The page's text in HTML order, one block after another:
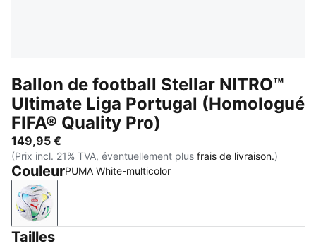
Ballon de football Stellar NITRO™
Ultimate Liga Portugal (Homologué
FIFA® Quality Pro)
149,95 €
(Prix incl. 21% TVA, éventuellement plus frais de livraison.)
CouleurPUMA White-multicolor
PUMA White-multicolor
Tailles